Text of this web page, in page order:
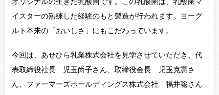
イスターの熟練した経験のもと製造が行われます。ヨーグ
ルト本来の「おいしさ」にもこだわっています。
今回は、あせひら乳業株式会社を見学させていただき、代
表取締役社長 児玉尚子さん、取締役会長 児玉克憲さ
ん、ファーマーズホールディングス株式会社 福井聡さん